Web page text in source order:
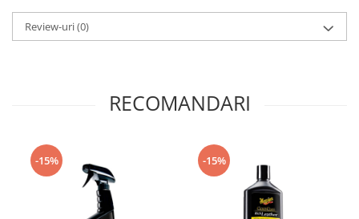
Review-uri(0)
RECOMANDARI
-15% -15%